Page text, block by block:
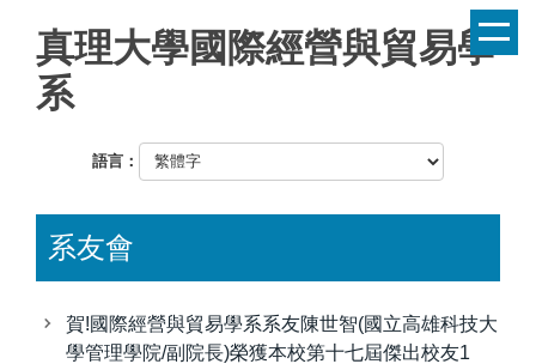
真理大學國際經營與貿易學
系
語言：
系友會
賀!國際經營與貿易學系系友陳世智(國立高雄科技大
學管理學院/副院長)榮獲本校第十七屆傑出校友1